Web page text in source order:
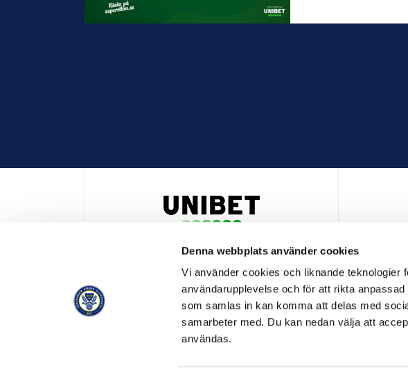
Denna webbplats använder cookies
Vi använder cookies och liknande teknologier
användarupplevelse och för att rikta
som samlas in kan komma att delas med
samarbeter med. Du kan nedan välja att
användas.
HUVUDPARTNER OCH PRESENTING PARTNER ALLSVENSKAN